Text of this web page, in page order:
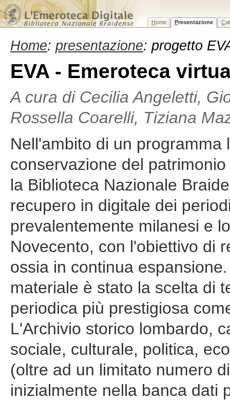
Home Presentazione C
Home: presentazione: progetto
EVA - Emeroteca
A cura di Cecilia Angeletti,
Rossella Coarelli, Tiziana
Nell'ambito di un programma
conservazione del
la Biblioteca Nazionale
recupero in digitale dei
prevalentemente milanesi e
Novecento, con l'obiettivo di
ossia in continua
materiale è stato la scelta di
periodica più prestigiosa
L'Archivio storico lombardo,
sociale, culturale, politica,
(oltre ad un limitato numero
inizialmente nella banca dati